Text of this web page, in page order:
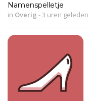
Namenspelletje
in Overig -3 uren geleden